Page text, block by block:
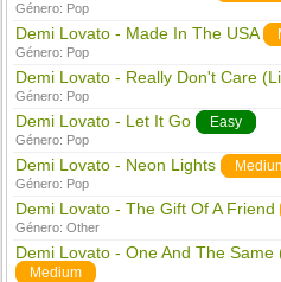
Género: Pop
Demi Lovato - Made In The USA
Género: Pop
Demi Lovato - Really Don't Care
Género: Pop
Demi Lovato - Let It Go Easy
Género: Pop
Demi Lovato - Neon Lights
Género: Pop
Demi Lovato - The Gift Of A Friend
Género:Other
Demi Lovato - One And The Same
Medium